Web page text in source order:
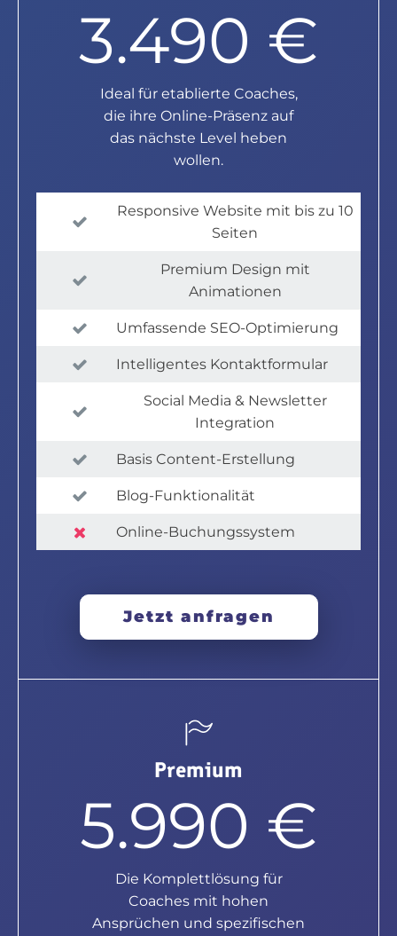
3.490 €
Ideal für etablierte Coaches,
die ihre Online-Präsenz auf
das nächste Level heben
wollen.
Responsive Website mit bis zu 10
Seiten
Premium Design mit
Animationen
Umfassende SEO-Optimierung
Intelligentes Kontaktformular
Social Media & Newsletter
Integration
Basis Content-Erstellung
Blog-Funktionalität
Online-Buchungssystem
Jetzt anfragen
Premium
5.990 €
Die Komplettlösung für
Coaches mit hohen
Ansprüchen und spezifischen